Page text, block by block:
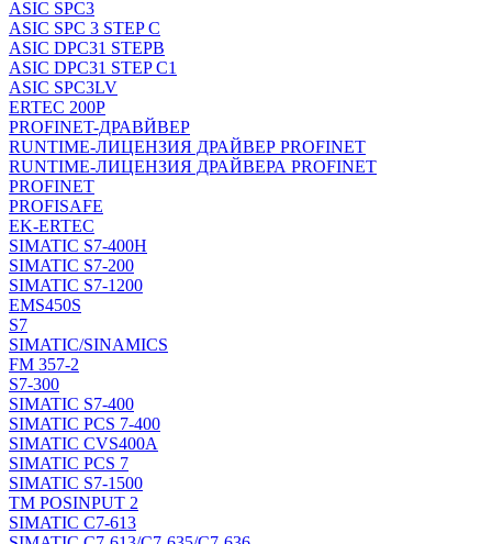
ASIC SPC3
ASIC SPC 3 STEP C
ASIC DPC31 STEPB
ASIC DPC31 STEP C1
ASIC SPC3LV
ERTEC 200P
PROFINET-ДРАВЙВЕР
RUNTIME-ЛИЦЕНЗИЯ ДРАЙВЕР PROFINET
RUNTIME-ЛИЦЕНЗИЯ ДРАЙВЕРА PROFINET
PROFINET
PROFISAFE
EK-ERTEC
SIMATIC S7-400H
SIMATIC S7-200
SIMATIC S7-1200
EMS450S
S7
SIMATIC/SINAMICS
FM 357-2
S7-300
SIMATIC S7-400
SIMATIC PCS 7-400
SIMATIC CVS400A
SIMATIC PCS 7
SIMATIC S7-1500
TM POSINPUT 2
SIMATIC C7-613